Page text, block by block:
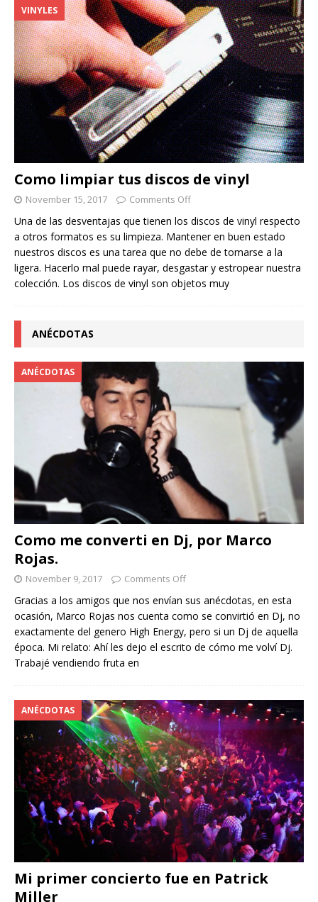
Como limpiar tus discos de vinyl
VINYLES
November 15, 2017 Comments Off
Una de las desventajas que tienen los discos de vinyl respecto
a otros formatos es su limpieza. Mantener en buen estado
nuestros discos es una tarea que no debe de tomarse a la
ligera. Hacerlo mal puede rayar, desgastar y estropear nuestra
colección. Los discos de vinyl son objetos muy
ANÉCDOTAS
Como me converti en Dj, por Marco
Rojas.
ANÉCDOTAS
November 9, 2017 Comments Off
Gracias a los amigos que nos envían sus anécdotas, en esta
ocasión, Marco Rojas nos cuenta como se convirtió en Dj, no
exactamente del genero High Energy, pero si un Dj de aquella
época. Mi relato: Ahí les dejo el escrito de cómo me volví Dj.
Trabajé vendiendo fruta en
Mi primer concierto fue en Patrick
Miller
ANÉCDOTAS